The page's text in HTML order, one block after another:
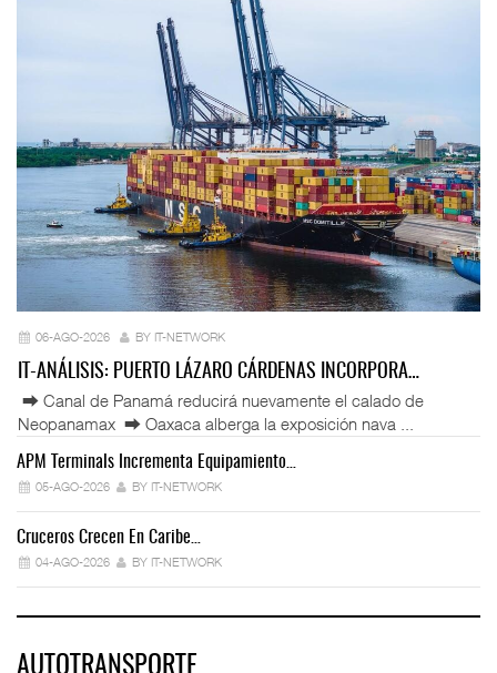
06-AGO-2026 BY IT-NETWORK
IT-ANÁLISIS: PUERTO LÁZARO CÁRDENAS INCORPORA…
⮕ Canal de Panamá reducirá nuevamente el calado de
Neopanamax ⮕ Oaxaca alberga la exposición nava ...
APM Terminals Incrementa Equipamiento…
05-AGO-2026 BY IT-NETWORK
Cruceros Crecen En Caribe…
04-AGO-2026 BY IT-NETWORK
AUTOTRANSPORTE